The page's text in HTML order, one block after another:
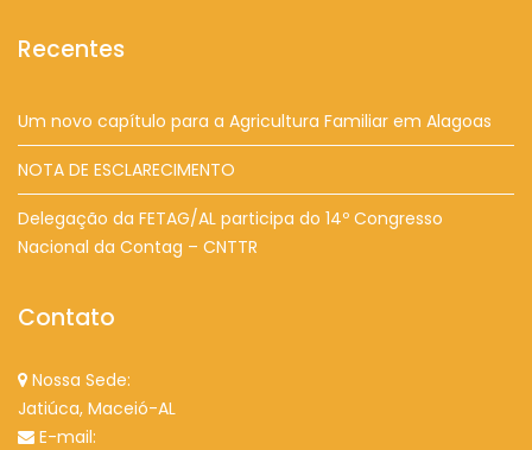
Recentes
Um novo capítulo para a Agricultura Familiar em Alagoas
NOTA DE ESCLARECIMENTO
Delegação da FETAG/AL participa do 14º Congresso
Nacional da Contag – CNTTR
Contato
Nossa Sede:
Jatiúca, Maceió-AL
E-mail: